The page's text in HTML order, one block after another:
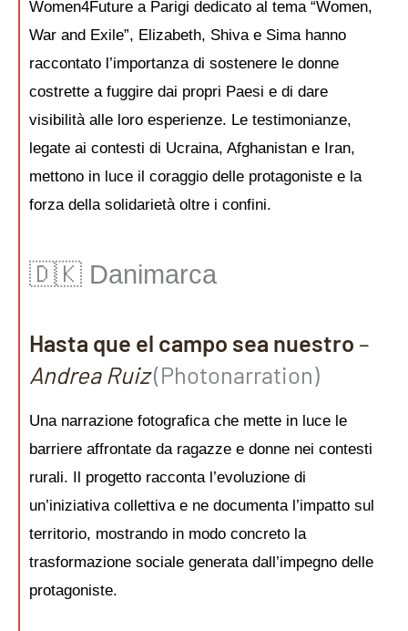
Women4Future a Parigi dedicato al tema “Women,
War and Exile”, Elizabeth, Shiva e Sima hanno
raccontato l’importanza di sostenere le donne
costrette a fuggire dai propri Paesi e di dare
visibilità alle loro esperienze. Le testimonianze,
legate ai contesti di Ucraina, Afghanistan e Iran,
mettono in luce il coraggio delle protagoniste e la
forza della solidarietà oltre i confini.
🇩🇰 Danimarca
Hasta que el campo sea nuestro –
Andrea Ruiz(Photonarration)
Una narrazione fotografica che mette in luce le
barriere affrontate da ragazze e donne nei contesti
rurali. Il progetto racconta l’evoluzione di
un’iniziativa collettiva e ne documenta l’impatto sul
territorio, mostrando in modo concreto la
trasformazione sociale generata dall’impegno delle
protagoniste.